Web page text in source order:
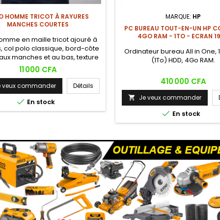
HOMME TRICOT À RAYURES
MANCHES COURTES
en maille tricot ajouré à
col polo classique, bord-côte
manches et au bas, texture
respirante. Style rétro chic
idéal pour les sorties
et les occasions casual
chic.
Prix
11 000 CFA
veux commander Détails
 En stock
MARQUE: HP
PC BUREAU TOUT-EN-UN HP
4GO RAM - 1TO - ECRAN
Ordinateur bureau All in One,
(1To) HDD, 4Go RAM.
Prix
410 000 CFA
 Je veux commander
 En stock